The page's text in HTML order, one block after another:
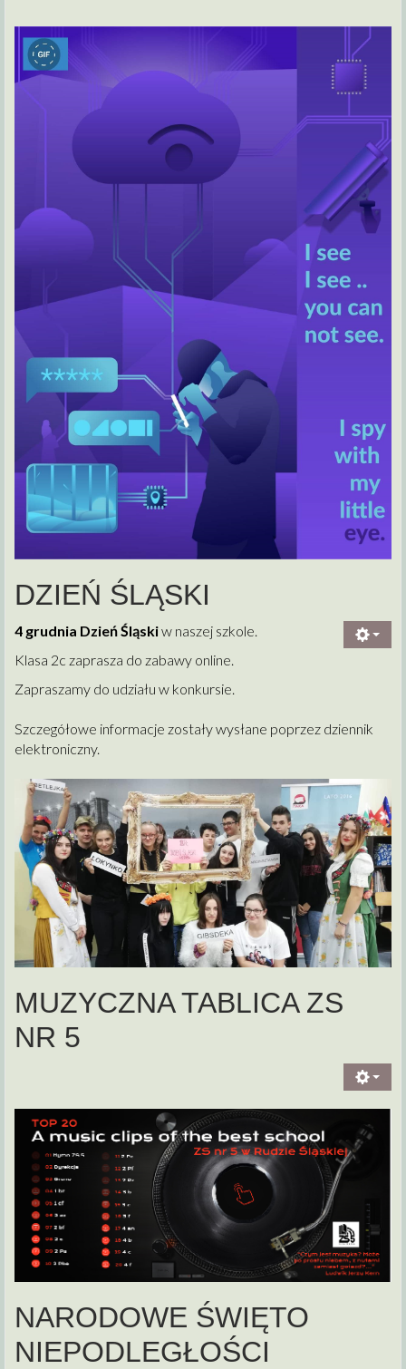
DZIEŃ ŚLĄSKI
4 grudnia Dzień Śląskiw naszej szkole.
Klasa 2c zaprasza do zabawy online.
Zapraszamy do udziału w konkursie.
Szczegółowe informacje zostały wysłane poprzez dziennik
elektroniczny.
MUZYCZNA TABLICA ZS
NR 5
NARODOWE ŚWIĘTO
NIEPODLEGŁOŚCI